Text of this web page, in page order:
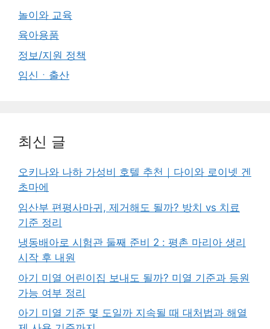
놀이와 교육
육아용품
정보/지원 정책
임신ㆍ출산
최신 글
오키나와 나하 가성비 호텔 추천｜다이와 로이넷 겐
초마에
임산부 편평사마귀, 제거해도 될까? 방치 vs 치료
기준 정리
냉동배아로 시험관 둘째 준비 2 : 평촌 마리아 생리
시작 후 내원
아기 미열 어린이집 보내도 될까? 미열 기준과 등원
가능 여부 정리
아기 미열 기준 몇 도일까 지속될 때 대처법과 해열